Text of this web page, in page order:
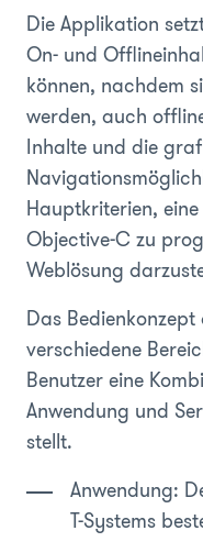
Die Applikation
On- und
können, nachdem
werden, auch
Inhalte und die
Hauptkriterien,
Objective-C zu
Weblösung
Das
verschiedene
Benutzer eine
Anwendung und
stellt.
Anwendung:
T-Systems